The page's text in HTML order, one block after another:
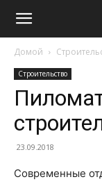
Домой
Строительство
23.09.2018
Современные